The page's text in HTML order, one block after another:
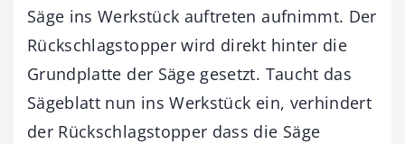
Säge ins Werkstück auftreten aufnimmt. Der
Rückschlagstopper wird direkt hinter die
Grundplatte der Säge gesetzt. Taucht das
Sägeblatt nun ins Werkstück ein, verhindert
der Rückschlagstopper dass die Säge